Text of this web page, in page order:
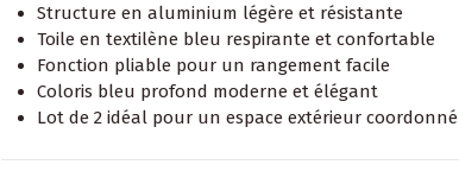
Structure en aluminium légère et résistante
Toile en textilène bleu respirante et confortable
Fonction pliable pour un rangement facile
Coloris bleu profond moderne et élégant
Lot de 2 idéal pour un espace extérieur coordonné